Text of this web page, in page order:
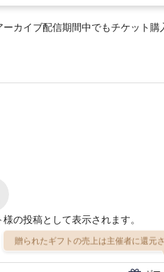
カイブ配信期間中でもチケット購
様の投稿として表示されます。
贈られたギフトの売上は主催者に還元